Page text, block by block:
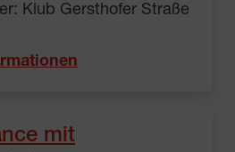
Klub Gersthofer Straße
mit